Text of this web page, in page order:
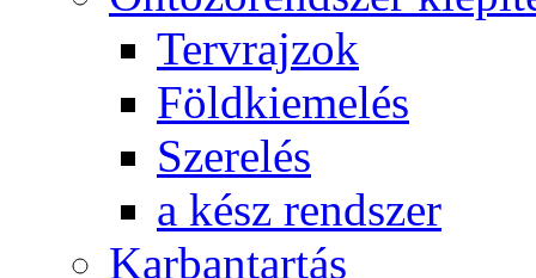
Tervrajzok
Földkiemelés
Szerelés
a kész rendszer
Karbantartás